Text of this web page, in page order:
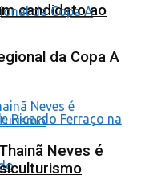
candidato ao
da Copa A
Neves é